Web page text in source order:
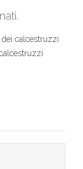
dei calcestruzzi